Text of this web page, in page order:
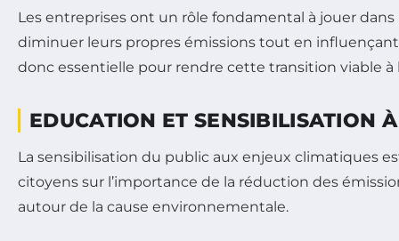
Les entreprises ont un rôle fondamental à jouer
diminuer leurs propres émissions tout en
donc essentielle pour rendre cette transition viable à
EDUCATION ET SENSIBILISATION
La sensibilisation du public aux enjeux climatiques
citoyens sur l’importance de la réduction des
autour de la cause environnementale.